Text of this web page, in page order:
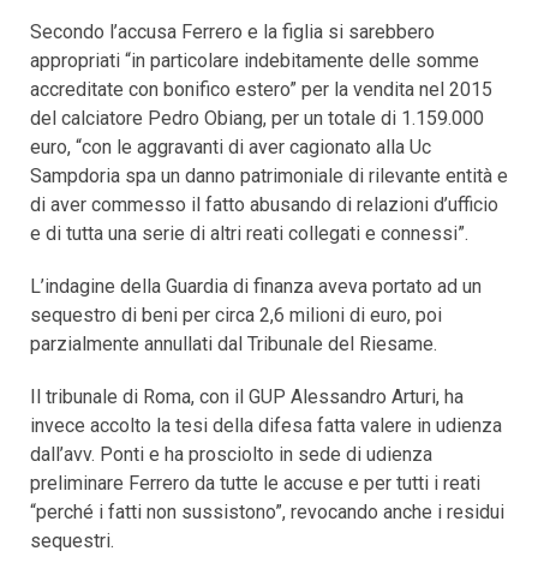
Secondo l’accusa Ferrero e la figlia si sarebbero
appropriati “in particolare indebitamente delle somme
accreditate con bonifico estero” per la vendita nel 2015
del calciatore Pedro Obiang, per un totale di 1.159.000
euro, “con le aggravanti di aver cagionato alla Uc
Sampdoria spa un danno patrimoniale di rilevante entità e
di aver commesso il fatto abusando di relazioni d’ufficio
e di tutta una serie di altri reati collegati e connessi”.
L’indagine della Guardia di finanza aveva portato ad un
sequestro di beni per circa 2,6 milioni di euro, poi
parzialmente annullati dal Tribunale del Riesame.
Il tribunale di Roma, con il GUP Alessandro Arturi, ha
invece accolto la tesi della difesa fatta valere in udienza
dall’avv. Ponti e ha prosciolto in sede di udienza
preliminare Ferrero da tutte le accuse e per tutti i reati
“perché i fatti non sussistono”, revocando anche i residui
sequestri.